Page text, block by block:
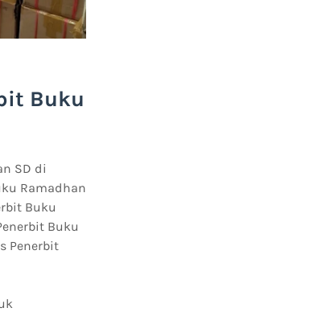
Buku
SD di
Ramadhan
Buku
Buku
Penerbit